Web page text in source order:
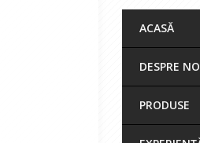
ACASĂ
DESPRE
PRODUSE